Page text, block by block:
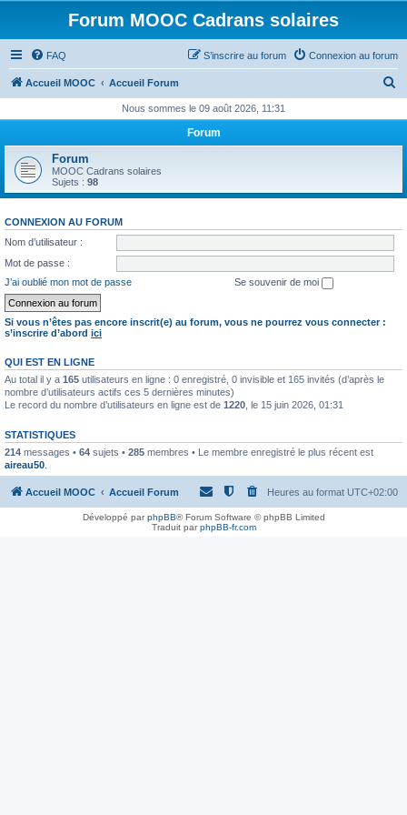
Forum MOOC Cadrans solaires
FAQ Connexion au forum
S’inscrire au forum
Accueil MOOC Accueil Forum
h
r
Nous sommes le 09 août 2026, 11:31
Forum
Forum
MOOC Cadrans solaires
Sujets : 98
CONNEXION AU FORUM
Nom d’utilisateur :
Mot de passe :
J’ai oublié mon mot de passe
Se souvenir de moi
Si vous n’êtes pas encore inscrit(e) au forum, vous ne pourrez vous connecter :
s’inscrire d’abord ici
QUI EST EN LIGNE
Au total il y a 165 utilisateurs en ligne : 0 enregistré, 0 invisible et 165 invités (d’après le
nombre d’utilisateurs actifs ces 5 dernières minutes)
Le record du nombre d’utilisateurs en ligne est de 1220 , le 15 juin 2026, 01:31
STATISTIQUES
214 messages • 64 sujets • 285 membres • Le membre enregistré le plus récent est
aireau50
Accueil MOOC Accueil Forum Heures au format UTC+02:00
Développé parphpBB® Forum Software © phpBB Limited
Traduit parphpBB-fr.com